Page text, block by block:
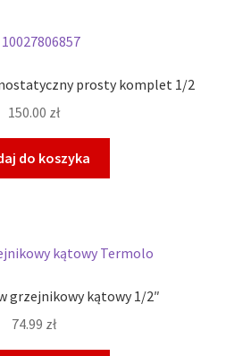
prosty komplet 1/2
150.00 zł
do koszyka
grzejnikowy kątowy 1/2″
74.99 zł